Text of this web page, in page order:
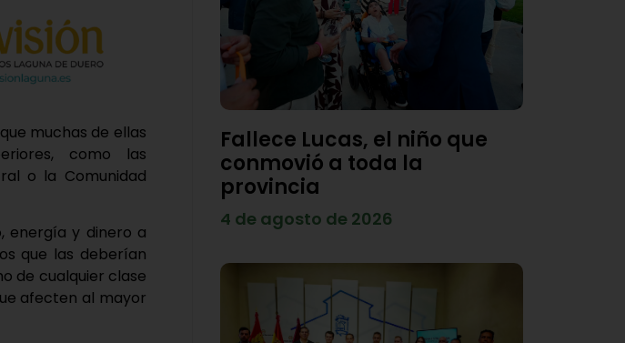
muchas de ellas
como las
o la Comunidad
energía y dinero a
que las deberían
de cualquier clase
afecten al mayor
Fallece Lucas, el niño que
conmovió a toda la
provincia
4 de agosto de 2026